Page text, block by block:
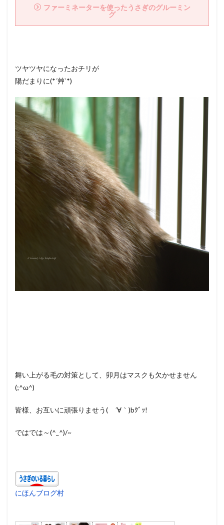
ファーミネーターを使ったうさぎのグルーミン
グ
ツヤツヤになったおチリが
陽だまりに(*´艸`*)
舞い上がる毛の対策として、卯月はマスクも欠かせません
(;^ω^)
皆様、お互いに頑張りませう( ´∀｀)bｸﾞｯ!
ではでは～(^_^)/~
にほんブログ村